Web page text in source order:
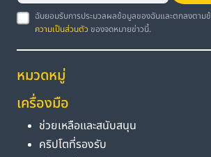
ฉันยอมรับการประมวลผลข้อมูลของฉันและตกลงตาม
ความเป็นส่วนตัว ของจดหมายข่าวนี้.
หมวดหมู่
เครื่องมือ
ช่วยเหลือและสนับสนุน
คริปโตที่รองรับ